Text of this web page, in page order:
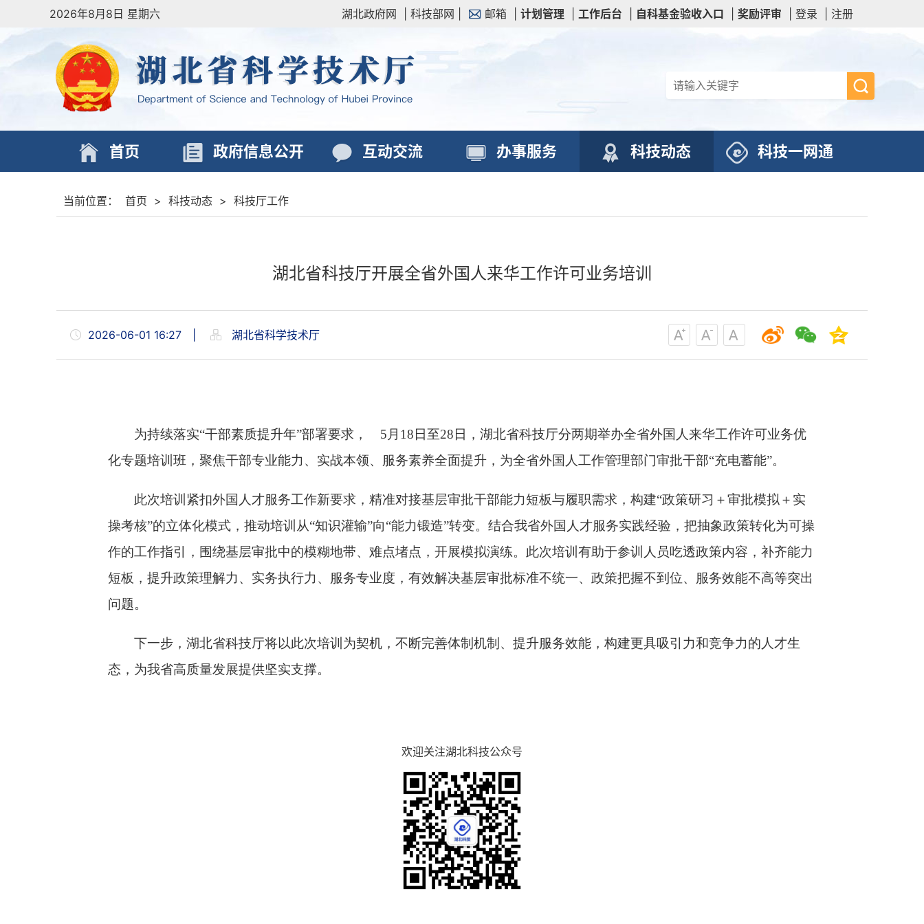
2026年8月8日 星期六 湖北政府网 科技部网 邮箱 计划管理 工作后台 自科基金验收入口 奖励评审 登录 注册
首页 政府信息公开 互动交流 办事服务 科技动态 科技一网通
当前位置： 首页 > 科技动态 > 科技厅工作
湖北省科技厅开展全省外国人来华工作许可业务培训
2026-06-01 16:27 湖北省科学技术厅
为持续落实“干部素质提升年”部署要求， 5月18日至28日，湖北省科技厅分两期举办全省外国人来华工作许可业务优
化专题培训班，聚焦干部专业能力、实战本领、服务素养全面提升，为全省外国人工作管理部门审批干部“充电蓄能”。
此次培训紧扣外国人才服务工作新要求，精准对接基层审批干部能力短板与履职需求，构建“政策研习＋审批模拟＋实
操考核”的立体化模式，推动培训从“知识灌输”向“能力锻造”转变。结合我省外国人才服务实践经验，把抽象政策转化为可操
作的工作指引，围绕基层审批中的模糊地带、难点堵点，开展模拟演练。此次培训有助于参训人员吃透政策内容，补齐能力
短板，提升政策理解力、实务执行力、服务专业度，有效解决基层审批标准不统一、政策把握不到位、服务效能不高等突出
问题。
下一步，湖北省科技厅将以此次培训为契机，不断完善体制机制、提升服务效能，构建更具吸引力和竞争力的人才生
态，为我省高质量发展提供坚实支撑。
欢迎关注湖北科技公众号